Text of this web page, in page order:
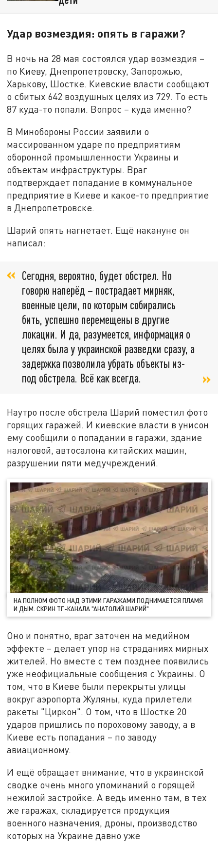
Удар возмездия: опять в гаражи?
В ночь на 28 мая состоялся удар возмездия –
по Киеву, Днепропетровску, Запорожью,
Харькову, Шостке. Киевские власти сообщают
о сбитых 642 воздушных целях из 729. То есть
87 куда-то попали. Вопрос – куда именно?
В Минобороны России заявили о
массированном ударе по предприятиям
оборонной промышленности Украины и
объектам инфраструктуры. Враг
подтверждает попадание в коммунальное
предприятие в Киеве и какое-то предприятие
в Днепропетровске.
Шарий опять нагнетает. Ещё накануне он
написал:
Сегодня, вероятно, будет обстрел. Но
говорю наперёд – пострадает мирняк,
военные цели, по которым собирались
бить, успешно перемещены в другие
локации. И да, разумеется, информация о
целях была у украинской разведки сразу, а
задержка позволила убрать объекты из-
под обстрела. Всё как всегда.
Наутро после обстрела Шарий поместил фото
горящих гаражей. И киевские власти в унисон
ему сообщили о попадании в гаражи, здание
налоговой, автосалона китайских машин,
разрушении пяти медучреждений.
НА ПОЛНОМ ФОТО НАД ЭТИМИ ГАРАЖАМИ ПОДНИМАЕТСЯ ПЛАМЯ
И ДЫМ. СКРИН ТГ-КАНАЛА "АНАТОЛИЙ ШАРИЙ"
Оно и понятно, враг заточен на медийном
эффекте – делает упор на страданиях мирных
жителей. Но вместе с тем позднее появились
уже неофициальные сообщения с Украины. О
том, что в Киеве были перекрыты улицы
вокруг аэропорта Жуляны, куда прилетели
ракеты "Циркон". О том, что в Шостке 20
ударов пришлись по пороховому заводу, а в
Киеве есть попадания – по заводу
авиационному.
И ещё обращает внимание, что в украинской
сводке очень много упоминаний о горящей
нежилой застройке. А ведь именно там, в тех
же гаражах, складируется продукция
военного назначения, дроны, производство
которых на Украине давно уже